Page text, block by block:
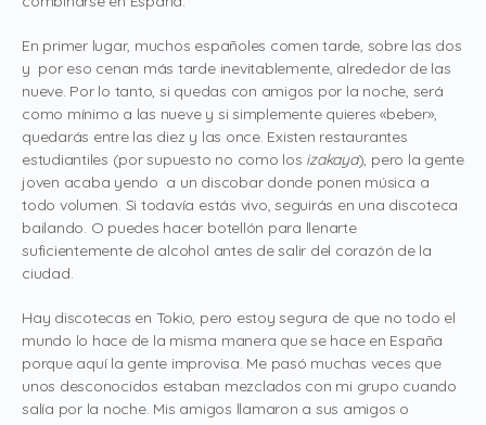
En primer lugar, muchos españoles comen tarde, sobre las dos
y por eso cenan más tarde inevitablemente, alrededor de las
nueve. Por lo tanto, si quedas con amigos por la noche, será
como mínimo a las nueve y si simplemente quieres «beber»,
quedarás entre las diez y las once. Existen restaurantes
estudiantiles (por supuesto no como los izakaya), pero la gente
joven acaba yendo a un discobar donde ponen música a
todo volumen. Si todavía estás vivo, seguirás en una discoteca
bailando. O puedes hacer botellón para llenarte
suficientemente de alcohol antes de salir del corazón de la
ciudad.
Hay discotecas en Tokio, pero estoy segura de que no todo el
mundo lo hace de la misma manera que se hace en España
porque aquí la gente improvisa. Me pasó muchas veces que
unos desconocidos estaban mezclados con mi grupo cuando
salía por la noche. Mis amigos llamaron a sus amigos o